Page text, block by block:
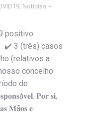
, Notícias
positivo
✔️ 3 (três) casos
(relativos a
concelho
de
𝐏𝐨𝐫 𝐬𝐢,
𝐌ã𝐨𝐬 𝐞